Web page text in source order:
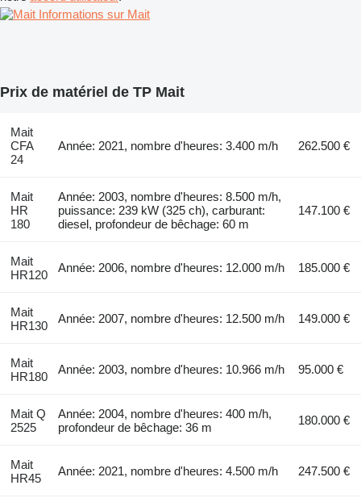
Informations sur Mait
Prix de matériel de TP Mait
Mait
CFA
24
Année: 2021, nombre d'heures: 3.400 m/h 262.500 €
Mait
HR
180
Année: 2003, nombre d'heures: 8.500 m/h,
puissance: 239 kW (325 ch), carburant:
diesel, profondeur de bêchage: 60 m
147.100 €
Mait
HR120
Année: 2006, nombre d'heures: 12.000 m/h 185.000 €
Mait
HR130
Année: 2007, nombre d'heures: 12.500 m/h 149.000 €
Mait
HR180
Année: 2003, nombre d'heures: 10.966 m/h 95.000 €
Mait Q
2525
Année: 2004, nombre d'heures: 400 m/h,
profondeur de bêchage: 36 m
180.000 €
Mait
HR45
Année: 2021, nombre d'heures: 4.500 m/h 247.500 €